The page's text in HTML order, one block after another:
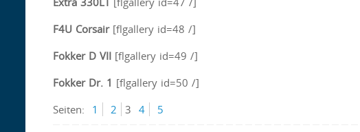
F4U Corsair [flgallery id=48 /]
Fokker D VII [flgallery id=49 /]
Fokker Dr. 1 [flgallery id=50 /]
Seiten:
1 2 3 4 5